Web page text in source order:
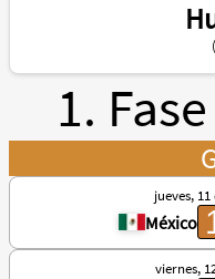
1.
jueves,
México
viernes,